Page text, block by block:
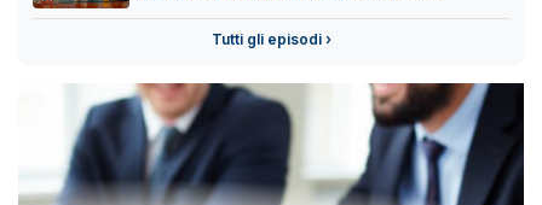
Tutti gli episodi ›